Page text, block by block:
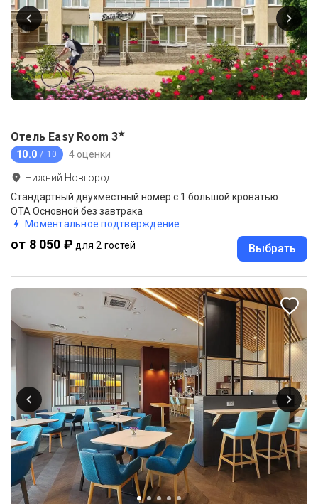
Отель Easy Room 3★
10.0 / 10 4 оценки
Нижний Новгород
Стандартный двухместный номер с 1 большой кроватью
ОТА Основной без завтрака
Моментальное подтверждение
от 8 050 ₽ для 2 гостей Выбрать